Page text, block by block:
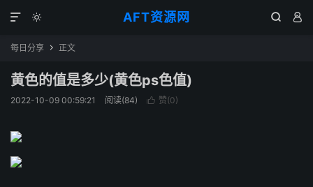
AFT资源网
  

每日分享  正文
黄色的值是多少(黄色ps色值)
2022-10-09 00:59:21 阅读(84)  赞(0)